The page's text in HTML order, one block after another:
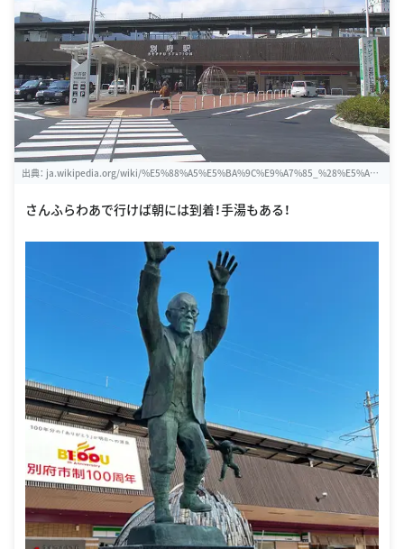
出典： ja.wikipedia.org/wiki/%E5%88%A5%E5%BA%9C%E9%A7%85_%28%E5%A
さんふらわあで行けば朝には到着！手湯もある！